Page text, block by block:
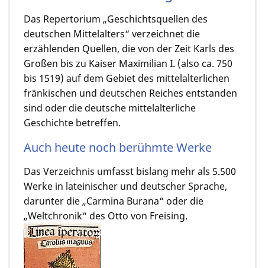
Das Repertorium „Geschichtsquellen des
deutschen Mittelalters“ verzeichnet die
erzählenden Quellen, die von der Zeit Karls des
Großen bis zu Kaiser Maximilian I. (also ca. 750
bis 1519) auf dem Gebiet des mittelalterlichen
fränkischen und deutschen Reiches entstanden
sind oder die deutsche mittelalterliche
Geschichte betreffen.
Auch heute noch berühmte Werke
Das Verzeichnis umfasst bislang mehr als 5.500
Werke in lateinischer und deutscher Sprache,
darunter die „Carmina Burana“ oder die
„Weltchronik“ des Otto von Freising.